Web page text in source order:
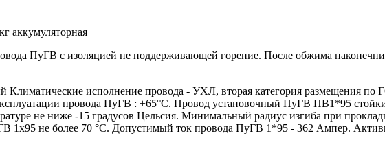
аккумуляторная
ПуГВ с изоляцией не поддерживающей горение. После обжима
исполнение провода - УХЛ, вторая категория размещения по
провода ПуГВ : +65°С. Провод установочный ПуГВ ПВ1*95
не ниже -15 градусов Цельсия. Минимальный радиус изгиба при
1х95 не более 70 °С. Допустимый ток провода ПуГВ 1*95 - 362 Ампер.